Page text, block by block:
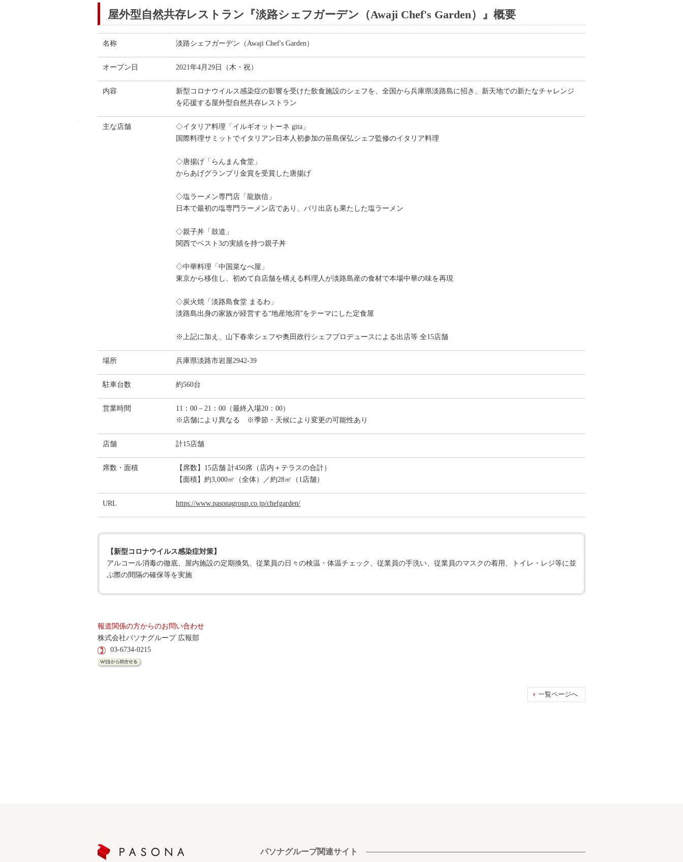
屋外型自然共存レストラン『淡路シェフガーデン（Awaji Chef's Garden）』概要
名称 淡路シェフガーデン（Awaji Chef's Garden）
オープン日 2021年4月29日（木・祝）
内容
新型コロナウイルス感染症の影響を受けた飲食施設のシェフを、全国から兵庫県淡路島に招き、新天地での新たなチャレンジ
を応援する屋外型自然共存レストラン
主な店舗
◇イタリア料理「イルギオットーネ gita」
国際料理サミットでイタリアン日本人初参加の笹島保弘シェフ監修のイタリア料理
◇唐揚げ「らんまん食堂」
からあげグランプリ金賞を受賞した唐揚げ
◇塩ラーメン専門店「龍旗信」
日本で最初の塩専門ラーメン店であり、パリ出店も果たした塩ラーメン
◇親子丼「鼓道」
関西でベスト3の実績を持つ親子丼
◇中華料理「中国菜なべ屋」
東京から移住し、初めて自店舗を構える料理人が淡路島産の食材で本場中華の味を再現
◇炭火焼「淡路島食堂 まるわ」
淡路島出身の家族が経営する“地産地消”をテーマにした定食屋
※上記に加え、山下春幸シェフや奥田政行シェフプロデュースによる出店等 全15店舗
場所 兵庫県淡路市岩屋2942-39
駐車台数 約560台
営業時間
11：00－21：00（最終入場20：00）
※店舗により異なる ※季節・天候により変更の可能性あり
店舗 計15店舗
席数・面積
【席数】15店舗 計450席（店内＋テラスの合計）
【面積】約3,000㎡（全体）／約28㎡（1店舗）
URL https://www.pasonagroup.co.jp/chefgarden/
【新型コロナウイルス感染症対策】
アルコール消毒の徹底、屋内施設の定期換気、従業員の日々の検温・体温チェック、従業員の手洗い、従業員のマスクの着用、トイレ・レジ等に並
ぶ際の間隔の確保等を実施
報道関係の方からのお問い合わせ
株式会社パソナグループ 広報部
03-6734-0215
https://www.pasonagroup.co.jp/chefgarden/
一覧ページへ
パソナグループ関連サイト